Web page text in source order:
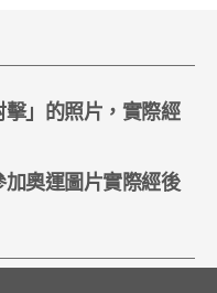
」的照片，實際經
奧運圖片實際經後